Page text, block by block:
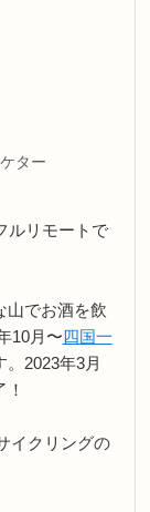
ター
ルリモートで
山でお酒を飲
10月〜四国一
2023年3月
イクリングの